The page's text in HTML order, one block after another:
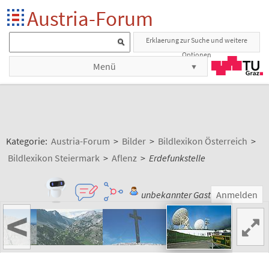
Austria-Forum
Erklaerung zur Suche und weitere
Optionen
Menü
Kategorie: Austria-Forum > Bilder > Bildlexikon Österreich >
Bildlexikon Steiermark > Aflenz > Erdefunkstelle
unbekannter Gast Anmelden
<